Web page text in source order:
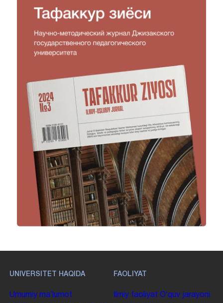
UNIVERSITET HAQIDA
Umumiy maʼlumot
FAOLIYAT
Ilmiy faoliyat Oʻquv jarayoni